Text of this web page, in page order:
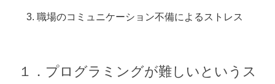
職場のコミュニケーション不備によるストレス
１．プログラミングが難しいというス